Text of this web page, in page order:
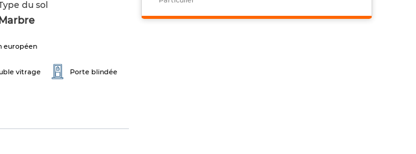
du sol
Marbre
européen
vitrage Porte blindée